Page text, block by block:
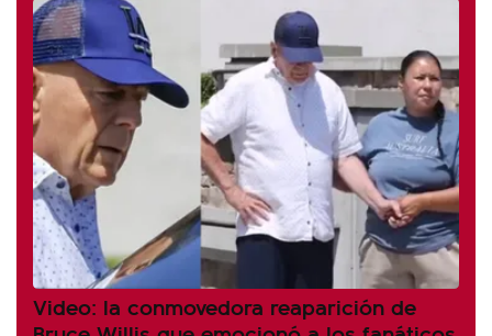
Video: la conmovedora reaparición de